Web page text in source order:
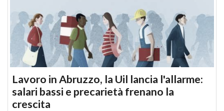
Lavoro in Abruzzo, la Uil lancia l'allarme:
salari bassi e precarietà frenano la
crescita